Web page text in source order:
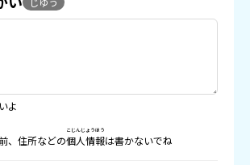
よ
、住所などの個人情報
こじんじょうほう
は書かないでね